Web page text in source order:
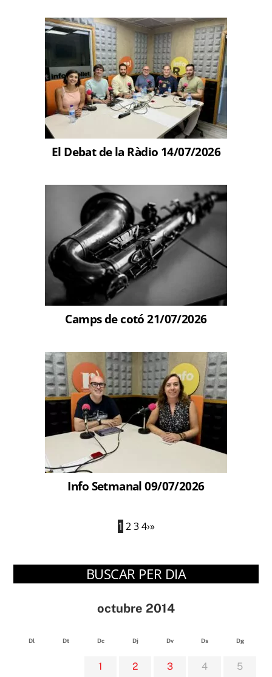
El Debat de la Ràdio 14/07/2026
Camps de cotó 21/07/2026
Info Setmanal 09/07/2026
1 2 3 4›»
BUSCAR PER DIA
octubre 2014
Dl Dt Dc Dj Dv Ds Dg
1 2 3 4 5